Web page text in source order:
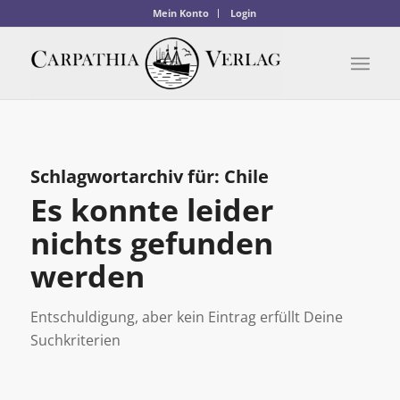
Mein Konto Login
Schlagwortarchiv für: Chile
Es konnte leider
nichts gefunden
werden
Entschuldigung, aber kein Eintrag erfüllt Deine
Suchkriterien